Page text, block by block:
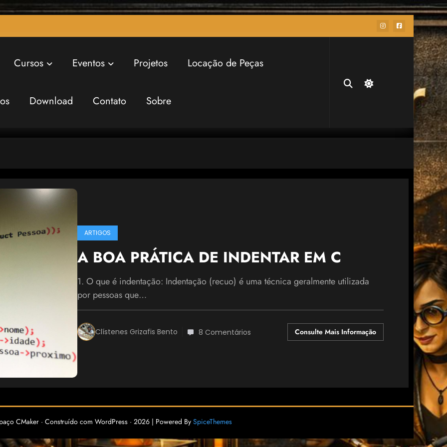
Cursos Eventos Projetos Locação de Peças
Download Contato Sobre
ARTIGOS
A BOA PRÁTICA DE INDENTAR EM C
1. O que é indentação: Indentação (recuo) é uma técnica geralmente utilizada
por pessoas que…
Clístenes Grizafis Bento 8 Comentários Consulte Mais Informação
CMaker · Construído com WordPress · 2026 | Powered By SpiceThemes